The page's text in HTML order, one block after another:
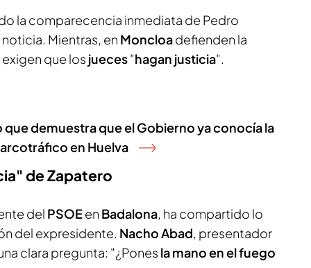
la comparecencia inmediata de Pedro
Mientras, en Moncloadefienden la
que los jueces"hagan justicia".
demuestra que el Gobierno ya conocía la
en Huelva
de Zapatero
del PSOEen Badalona, ha compartido lo
del expresidente. Nacho Abad, presentador
clara pregunta: "¿Pones la mano en el fuego